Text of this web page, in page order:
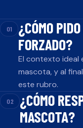
01
¿CÓMO
FORZADO?
El contexto ideal
mascota, y al
este rubro.
02
¿CÓMO
MASCOTA?